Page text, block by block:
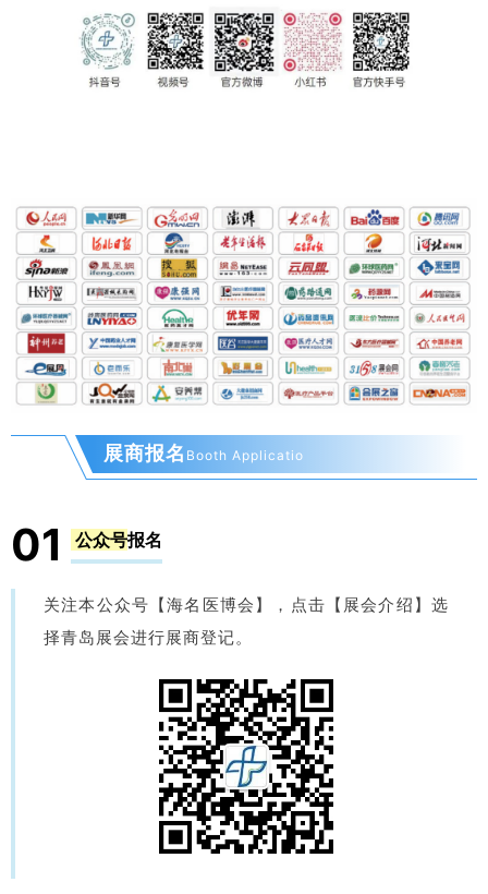
展商报名 Booth Applicatio
01 公众号报名
关注本公众号【海名医博会】，点击【展会介绍】选
择青岛展会进行展商登记。